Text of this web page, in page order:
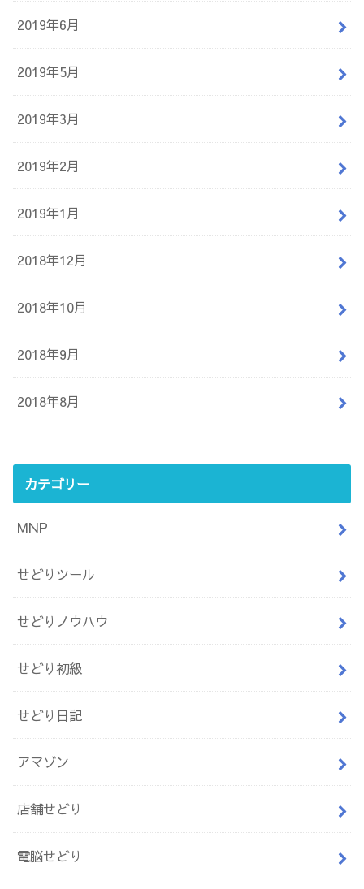
2019年6月
2019年5月
2019年3月
2019年2月
2019年1月
2018年12月
2018年10月
2018年9月
2018年8月
カテゴリー
MNP
せどりツール
せどりノウハウ
せどり初級
せどり日記
アマゾン
店舗せどり
電脳せどり